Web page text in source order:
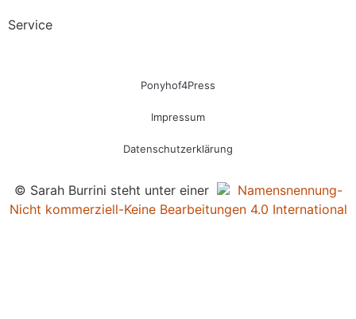
Service
Ponyhof4Press
Impressum
Datenschutzerklärung
© Sarah Burrini steht unter einer
Namensnennung-
Nicht kommerziell-Keine Bearbeitungen 4.0 International